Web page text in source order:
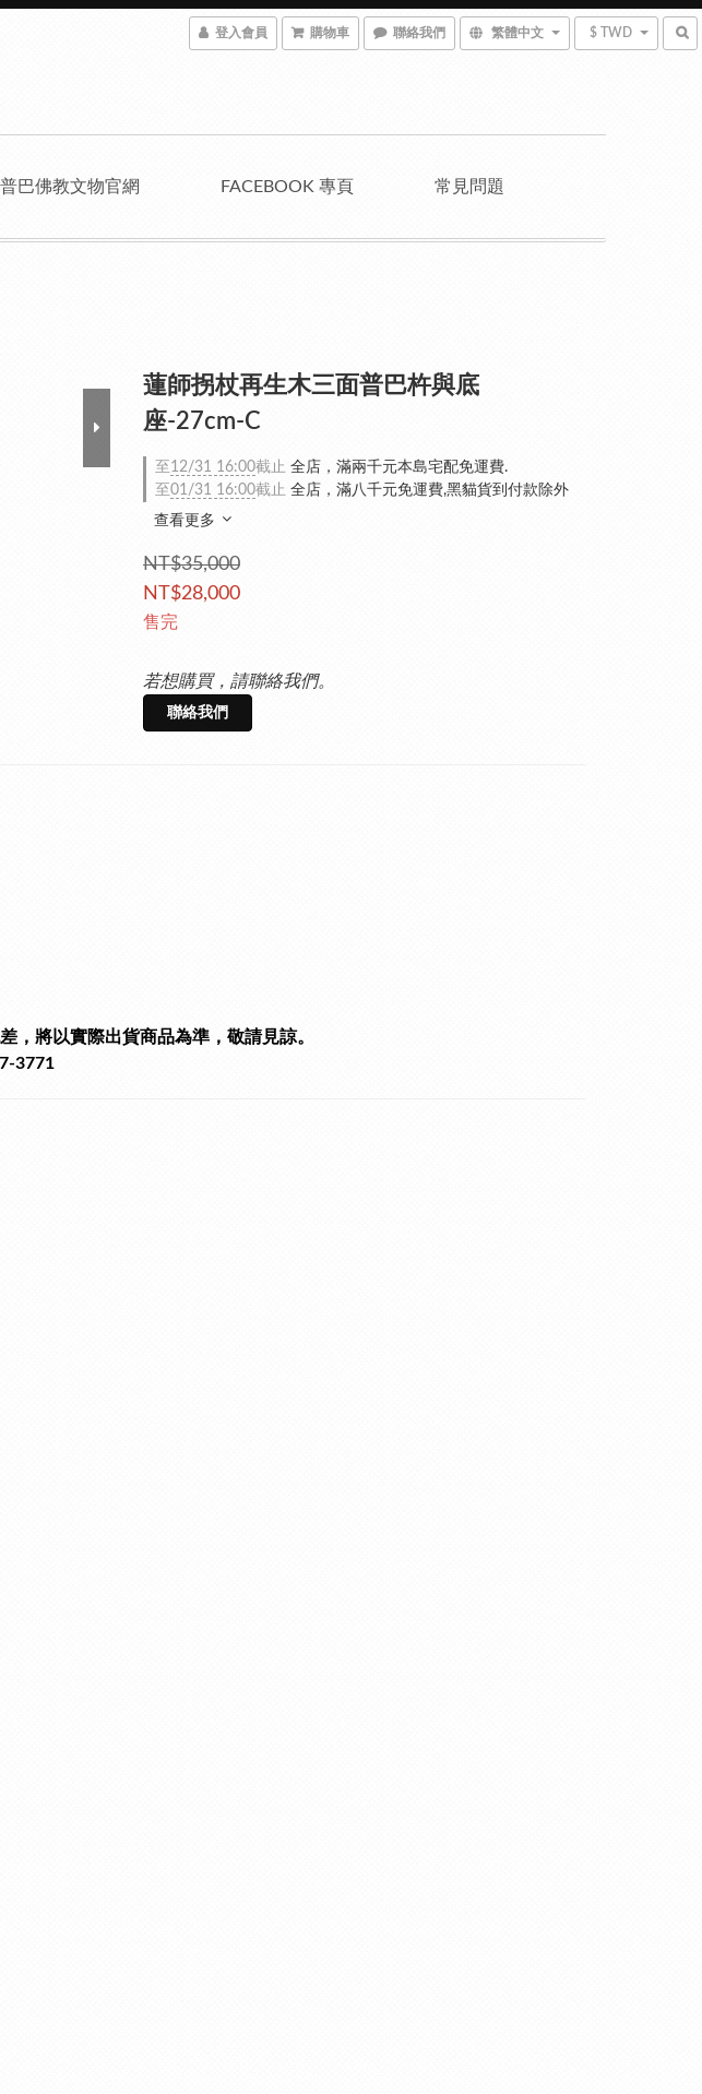
登入會員 購物車 聯絡我們 繁體中文 $ TWD
普巴佛教文物官網 FACEBOOK 專頁 常見問題
蓮師拐杖再生木三面普巴杵與底
座-27cm-C
至 12/31 16:00截止 全店，滿兩千元本島宅配免運費.
至01/31 16:00截止 全店，滿八千元免運費,黑貓貨到付款除外
查看更多
NT$35,000
NT$28,000
售完
若想購買，請聯絡我們。
聯絡我們
，將以實際出貨商品為準，敬請見諒。
3771